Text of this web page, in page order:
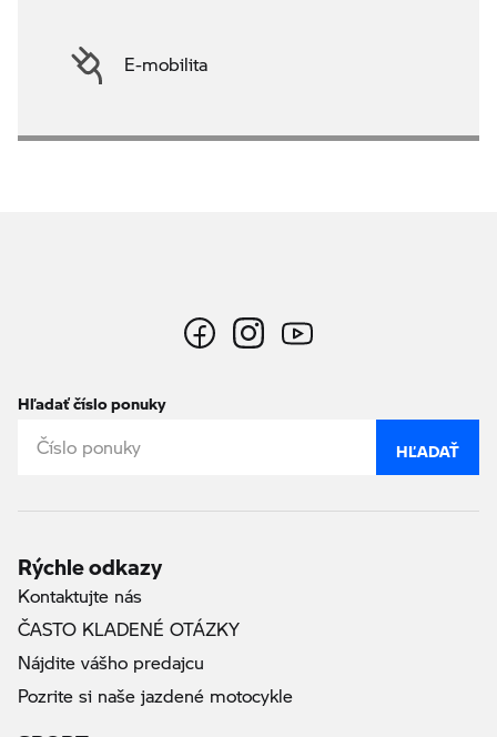
E-mobilita
Hľadať číslo ponuky
HĽADAŤ
Rýchle odkazy
Kontaktujte nás
ČASTO KLADENÉ OTÁZKY
Nájdite vášho predajcu
Pozrite si naše jazdené motocykle